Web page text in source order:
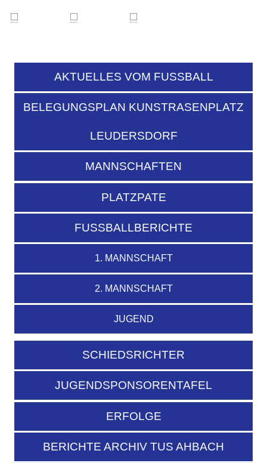
AKTUELLES VOM FUSSBALL
BELEGUNGSPLAN KUNSTRASENPLATZ
LEUDERSDORF
MANNSCHAFTEN
PLATZPATE
FUSSBALLBERICHTE
1. MANNSCHAFT
2. MANNSCHAFT
JUGEND
SCHIEDSRICHTER
JUGENDSPONSORENTAFEL
ERFOLGE
BERICHTE ARCHIV TUS AHBACH